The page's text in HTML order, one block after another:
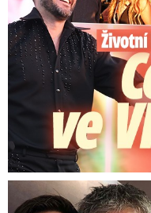
Tragédie hvězdného